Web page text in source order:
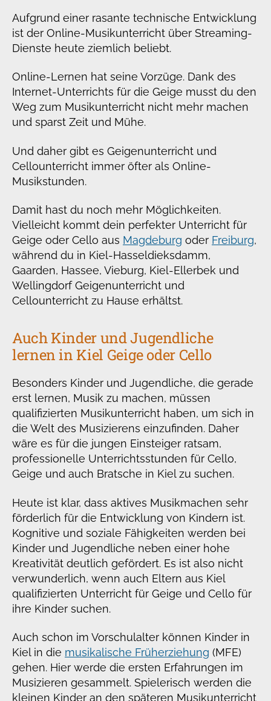
Aufgrund einer rasante technische Entwicklung
ist der Online-Musikunterricht über Streaming-
Dienste heute ziemlich beliebt.
Online-Lernen hat seine Vorzüge. Dank des
Internet-Unterrichts für die Geige musst du den
Weg zum Musikunterricht nicht mehr machen
und sparst Zeit und Mühe.
Und daher gibt es Geigenunterricht und
Cellounterricht immer öfter als Online-
Musikstunden.
Damit hast du noch mehr Möglichkeiten.
Vielleicht kommt dein perfekter Unterricht für
Geige oder Cello aus Magdeburg oder Freiburg,
während du in Kiel-Hasseldieksdamm,
Gaarden, Hassee, Vieburg, Kiel-Ellerbek und
Wellingdorf Geigenunterricht und
Cellounterricht zu Hause erhältst.
Auch Kinder und Jugendliche
lernen in Kiel Geige oder Cello
Besonders Kinder und Jugendliche, die gerade
erst lernen, Musik zu machen, müssen
qualifizierten Musikunterricht haben, um sich in
die Welt des Musizierens einzufinden. Daher
wäre es für die jungen Einsteiger ratsam,
professionelle Unterrichtsstunden für Cello,
Geige und auch Bratsche in Kiel zu suchen.
Heute ist klar, dass aktives Musikmachen sehr
förderlich für die Entwicklung von Kindern ist.
Kognitive und soziale Fähigkeiten werden bei
Kinder und Jugendliche neben einer hohe
Kreativität deutlich gefördert. Es ist also nicht
verwunderlich, wenn auch Eltern aus Kiel
qualifizierten Unterricht für Geige und Cello für
ihre Kinder suchen.
Auch schon im Vorschulalter können Kinder in
Kiel in die musikalische Früherziehung (MFE)
gehen. Hier werde die ersten Erfahrungen im
Musizieren gesammelt. Spielerisch werden die
kleinen Kinder an den späteren Musikunterricht